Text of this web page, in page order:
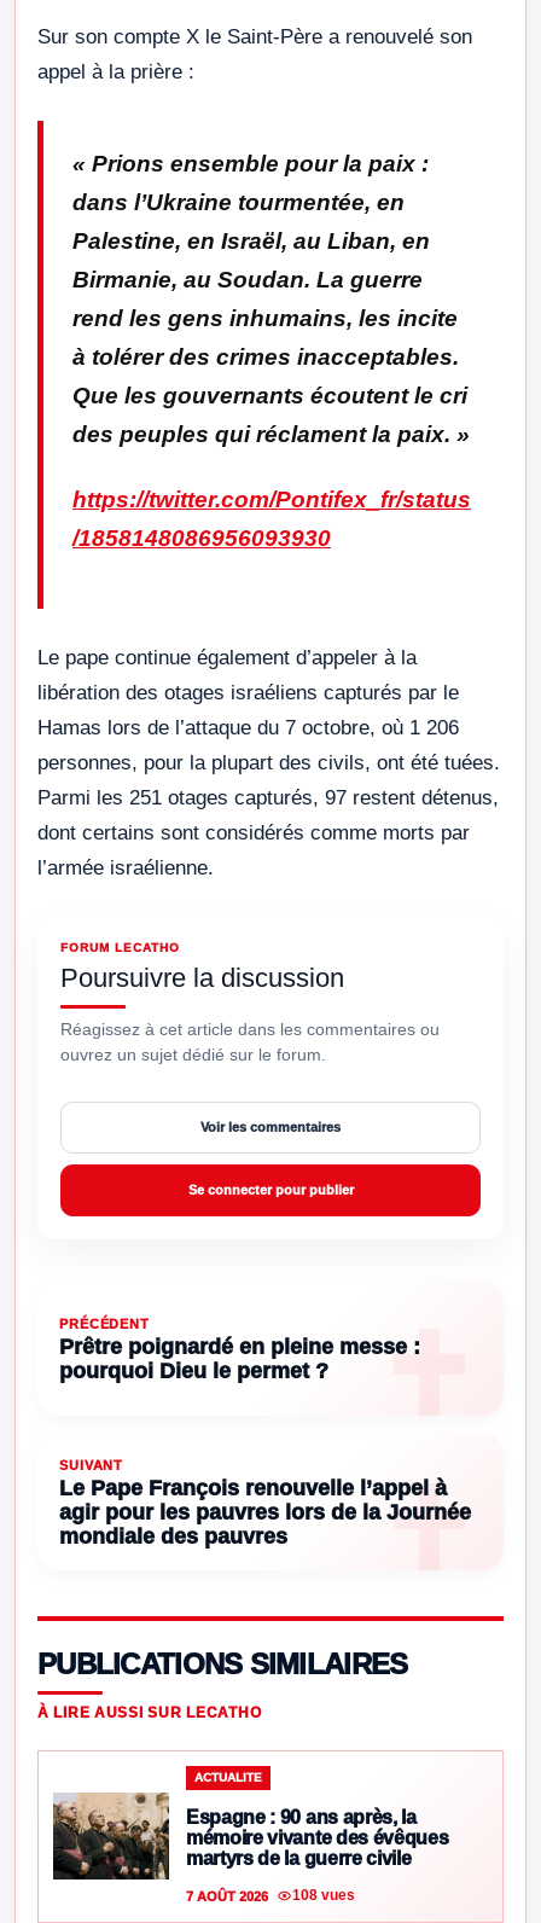
Sur son compte X le Saint-Père a renouvelé son
appel à la prière :
« Prions ensemble pour la paix :
dans l’Ukraine tourmentée, en
Palestine, en Israël, au Liban, en
Birmanie, au Soudan. La guerre
rend les gens inhumains, les incite
à tolérer des crimes inacceptables.
Que les gouvernants écoutent le cri
des peuples qui réclament la paix. »
https://twitter.com/Pontifex_fr/status
/1858148086956093930
Le pape continue également d’appeler à la
libération des otages israéliens capturés par le
Hamas lors de l’attaque du 7 octobre, où 1 206
personnes, pour la plupart des civils, ont été tuées.
Parmi les 251 otages capturés, 97 restent détenus,
dont certains sont considérés comme morts par
l’armée israélienne.
FORUM LECATHO
Poursuivre la discussion
Réagissez à cet article dans les commentaires ou
ouvrez un sujet dédié sur le forum.
Voir les commentaires
Se connecter pour publier
PRÉCÉDENT
Prêtre poignardé en pleine messe :
pourquoi Dieu le permet ?
SUIVANT
Le Pape François renouvelle l’appel à
agir pour les pauvres lors de la Journée
mondiale des pauvres
PUBLICATIONS SIMILAIRES
À LIRE AUSSI SUR LECATHO
ACTUALITE
Espagne : 90 ans après, la
mémoire vivante des évêques
martyrs de la guerre civile
7 AOÛT 2026 108 vues